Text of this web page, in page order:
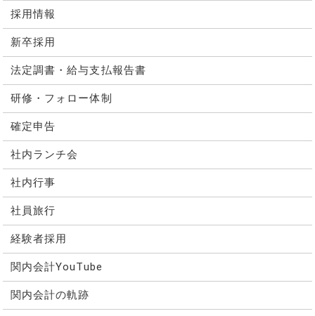
採用情報
新卒採用
法定調書・給与支払報告書
研修・フォロー体制
確定申告
社内ランチ会
社内行事
社員旅行
経験者採用
関内会計YouTube
関内会計の軌跡